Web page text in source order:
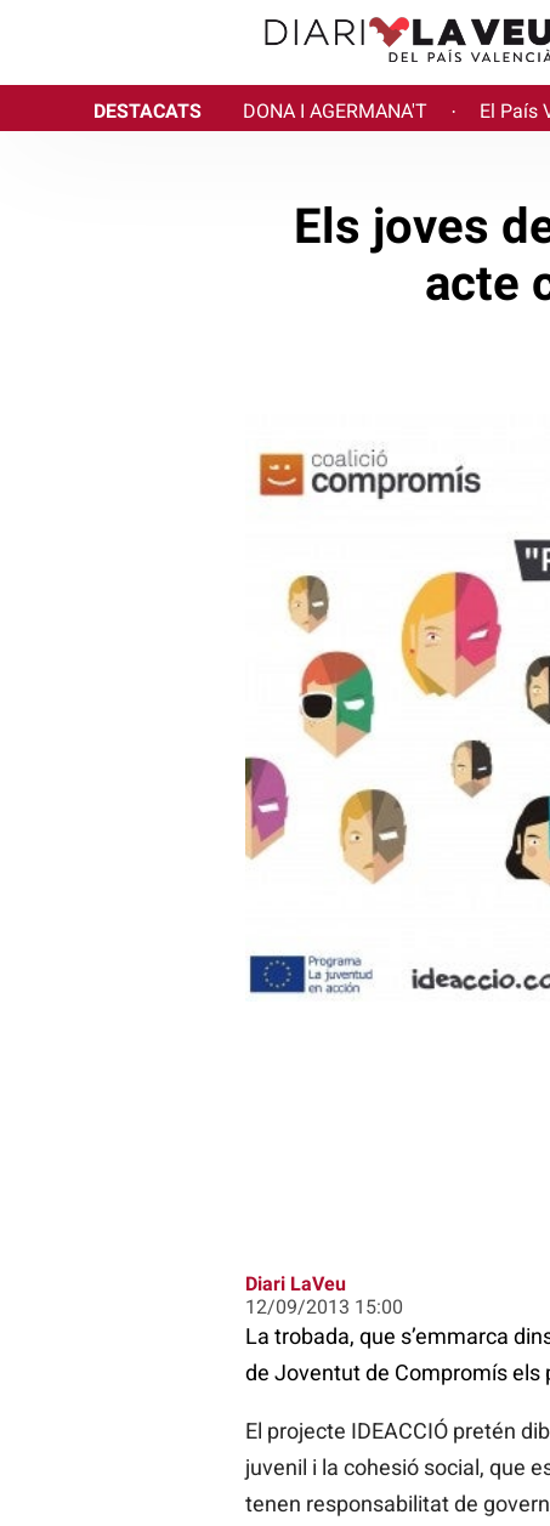
DESTACATS DONA I AGERMANA'T · El País
Els joves
acte
Diari LaVeu
12/09/2013 15:00
La trobada, que s’emmarca
de Joventut de Compromís els
El projecte IDEACCIÓ pretén
juvenil i la cohesió social, que
tenen responsabilitat de